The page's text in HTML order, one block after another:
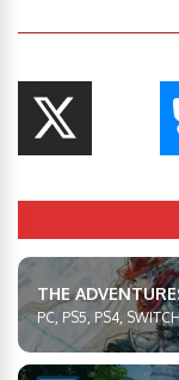
THE
PC, PS5, PS4,